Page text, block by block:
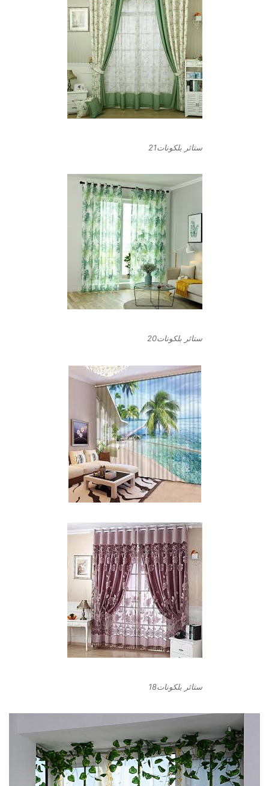
ستائر بلكونات21
ستائر بلكونات20
ستائر بلكونات18